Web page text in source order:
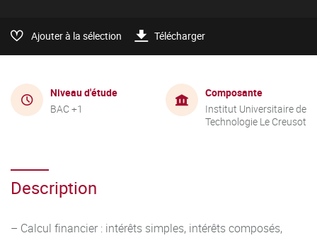
Ajouter à la sélection Télécharger
Niveau d'étude
BAC +1
Composante
Institut Universitaire de
Technologie Le Creusot
Description
– Calcul financier : intérêts simples, intérêts composés,